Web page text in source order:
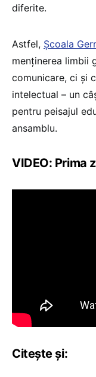
diferite.
Astfel, Școala
menținerea limbii
comunicare, ci și
intelectual – un
pentru peisajul
ansamblu.
VIDEO: Prima
Citește și: